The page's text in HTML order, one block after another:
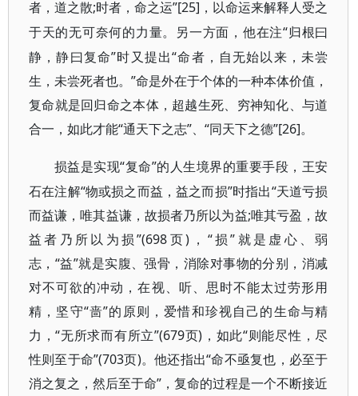
者，道之散;时者，命之运”[25] ，以命运来解释人受之
于天的无可奈何的力量。另一方面，他在注“归根曰
静，静曰复命”时又提出“命者，自无始以来，未尝
生，未尝死者也。”命是外在于个体的一种本体价值，
复命就是回归命之本体，超越生死、穷神知化、与道
合一，如此才能“通天下之志”、“同天下之德”[26]。
损益是实现“复命”的人生境界的重要手段，王安
石在注解“物或损之而益，益之而损”时指出“天道亏损
而益谦，唯其益谦，故损者乃所以为益;唯其亏盈，故
益者乃所以为损”(698页)，“损”就是虚心、弱
志，“益”就是实腹、强骨，消除对事物的分别，消减
对不可欲的冲动，在视、听、思时不能太过劳形用
精，坚守“啬”的原则，爱惜和珍视自己的生命与精
力，“无所求而有所立”(679页)，如此“则能尽性，尽
性则至于命”(703页)。他还指出“命不亟复也，必至于
消之复之，然后至于命”，复命的过程是一个不断接近